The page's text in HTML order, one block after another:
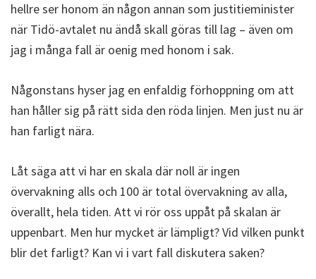
hellre ser honom än någon annan som justitieminister
när Tidö-avtalet nu ändå skall göras till lag – även om
jag i många fall är oenig med honom i sak.
Någonstans hyser jag en enfaldig förhoppning om att
han håller sig på rätt sida den röda linjen. Men just nu är
han farligt nära.
Låt säga att vi har en skala där noll är ingen
övervakning alls och 100 är total övervakning av alla,
överallt, hela tiden. Att vi rör oss uppåt på skalan är
uppenbart. Men hur mycket är lämpligt? Vid vilken punkt
blir det farligt? Kan vi i vart fall diskutera saken?